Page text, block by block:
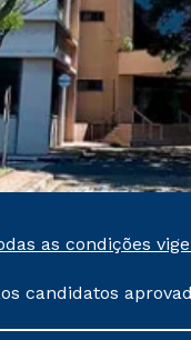
Filho, nº
Campus
–
– SP CEP:
mais
as condições
candidatos